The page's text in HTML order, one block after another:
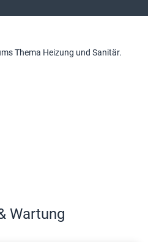
Thema Heizung und Sanitär.
Wartung